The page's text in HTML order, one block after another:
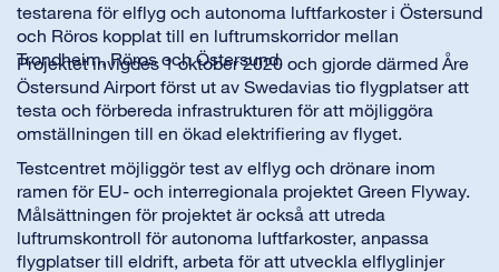
testarena för elflyg och autonoma luftfarkoster i Östersund
och Röros kopplat till en luftrumskorridor mellan
Trondheim, Röros och Östersund.
Projektet invigdes 1 oktober 2020 och gjorde därmed Åre
Östersund Airport först ut av Swedavias tio flygplatser att
testa och förbereda infrastrukturen för att möjliggöra
omställningen till en ökad elektrifiering av flyget.
Testcentret möjliggör test av elflyg och drönare inom
ramen för EU- och interregionala projektet Green Flyway.
Målsättningen för projektet är också att utreda
luftrumskontroll för autonoma luftfarkoster, anpassa
flygplatser till eldrift, arbeta för att utveckla elflyglinjer